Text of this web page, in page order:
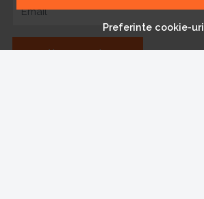
Preferinte cookie-uri
Email
Aboneaza-te